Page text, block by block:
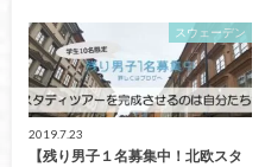
スウェーデン
2019.7.23
【残り男子１名募集中！北欧スタ